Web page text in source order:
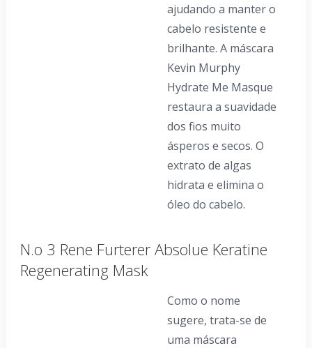
ajudando a manter o
cabelo resistente e
brilhante. A máscara
Kevin Murphy
Hydrate Me Masque
restaura a suavidade
dos fios muito
ásperos e secos. O
extrato de algas
hidrata e elimina o
óleo do cabelo.
N.o 3 Rene Furterer Absolue Keratine
Regenerating Mask
Como o nome
sugere, trata-se de
uma máscara